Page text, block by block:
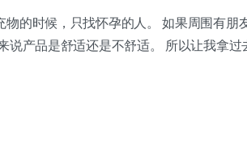
物的时候，只找怀孕的人。 如果周围有朋
说产品是舒适还是不舒适。 所以让我拿